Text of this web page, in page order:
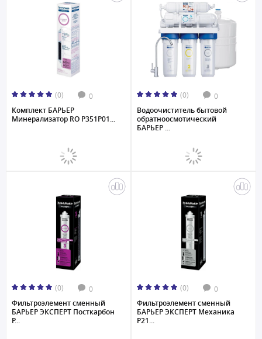
(0) 0
Комплект БАРЬЕР
Минерализатор RO Р351Р01...
(0) 0
Водоочиститель бытовой
обратноосмотический
БАРЬЕР ...
(0) 0
Фильтроэлемент сменный
БАРЬЕР ЭКСПЕРТ Посткарбон
Р...
(0) 0
Фильтроэлемент сменный
БАРЬЕР ЭКСПЕРТ Механика
Р21...